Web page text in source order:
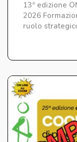
13ª edizione
2026
ruolo